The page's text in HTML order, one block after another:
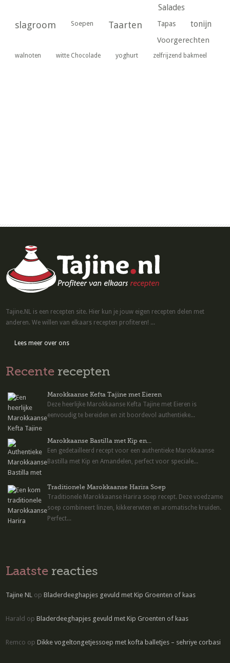
Salades
slagroom Soepen Taarten Tapas tonijn
Voorgerechten
walnoten witte Chocolade yoghurt zelfrijzend bakmeel
Tajine.NL is een recepten site. Hier kun je jouw eigen recepten delen met
anderen. We willen van elkaars recepten profiteren! ...
Lees meer over ons
Recente recepten
Marokkaanse Kefta Tajine met Eieren
Deze heerlijke Marokkaanse Kefta Tajine met Eieren is
eenvoudig te bereiden en zit boordevol authentieke...
Marokkaanse Bastilla met Kip en...
Een gedetailleerd recept voor een authentieke Marokkaanse
Bastilla met Kip en Amandelen, perfect voor speciale...
Traditionele Marokkaanse Harira Soep
Traditionele Marokkaanse Harira soep recept. Deze voedzame
soep combineert linzen, kikkererwten en aromatische kruiden.
Perfect...
Laatste reacties
Tajine NL opBladerdeeghapjes gevuld met Kip Groenten of kaas
Harald opBladerdeeghapjes gevuld met Kip Groenten of kaas
Remco opDikke vogeltongetjessoep met kofta balletjes – sehriye corbasi